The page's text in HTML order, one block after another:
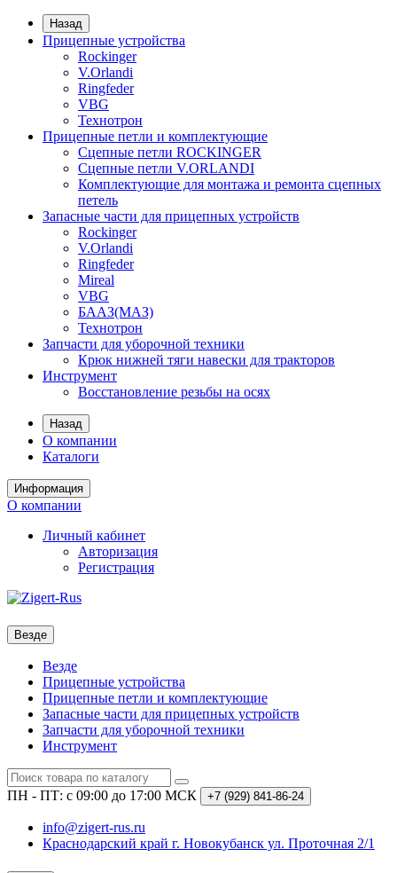
Назад
Прицепные устройства
Rockinger
V.Orlandi
Ringfeder
VBG
Технотрон
Прицепные петли и комплектующие
Сцепные петли ROCKINGER
Сцепные петли V.ORLANDI
Комплектующие для монтажа и ремонта сцепных
петель
Запасные части для прицепных устройств
Rockinger
V.Orlandi
Ringfeder
Mireal
VBG
БААЗ(МАЗ)
Технотрон
Запчасти для уборочной техники
Крюк нижней тяги навески для тракторов
Инструмент
Восстановление резьбы на осях
Назад
О компании
Каталоги
Информация
О компании
Личный кабинет
Авторизация
Регистрация
Везде
Везде
Прицепные устройства
Прицепные петли и комплектующие
Запасные части для прицепных устройств
Запчасти для уборочной техники
Инструмент
ПН - ПТ: с 09:00 до 17:00 МСК +7 (929) 841-86-24
info@zigert-rus.ru
Краснодарский край г. Новокубанск ул. Проточная 2/1